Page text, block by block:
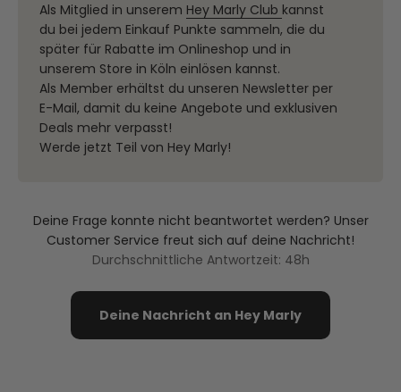
Als Mitglied in unserem Hey Marly Club kannst
du bei jedem Einkauf Punkte sammeln, die du
später für Rabatte im Onlineshop und in
unserem Store in Köln einlösen kannst.
Als Member erhältst du unseren Newsletter per
E-Mail, damit du keine Angebote und exklusiven
Deals mehr verpasst!
Werde jetzt Teil von Hey Marly!
Deine Frage konnte nicht beantwortet werden? Unser
Customer Service freut sich auf deine Nachricht!
Durchschnittliche Antwortzeit: 48h
Deine Nachricht an Hey Marly